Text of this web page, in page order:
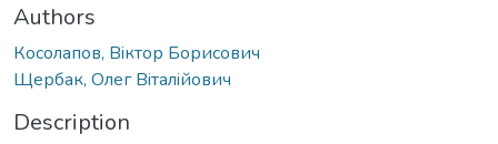
Authors
Косолапов, Вiктор Борисович
Щербак, Олег Вiталiйович
Description